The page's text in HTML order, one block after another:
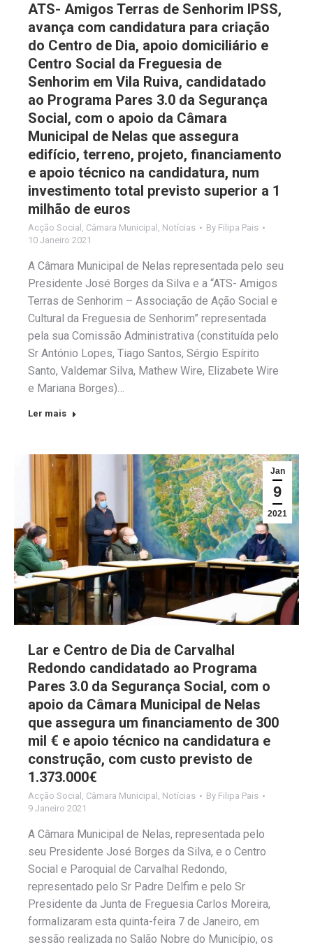
ATS- Amigos Terras de Senhorim IPSS,
avança com candidatura para criação
do Centro de Dia, apoio domiciliário e
Centro Social da Freguesia de
Senhorim em Vila Ruiva, candidatado
ao Programa Pares 3.0 da Segurança
Social, com o apoio da Câmara
Municipal de Nelas que assegura
edifício, terreno, projeto, financiamento
e apoio técnico na candidatura, num
investimento total previsto superior a 1
milhão de euros
Acção Social , Câmara Municipal , Notícias By Filipa Pais
10 Janeiro 2021
A Câmara Municipal de Nelas representada pelo seu
Presidente José Borges da Silva e a “ATS- Amigos
Terras de Senhorim – Associação de Ação Social e
Cultural da Freguesia de Senhorim” representada
pela sua Comissão Administrativa (constituída pelo
Sr António Lopes, Tiago Santos, Sérgio Espírito
Santo, Valdemar Silva, Mathew Wire, Elizabete Wire
e Mariana Borges)…
Ler mais
Jan
9
2021
Lar e Centro de Dia de Carvalhal
Redondo candidatado ao Programa
Pares 3.0 da Segurança Social, com o
apoio da Câmara Municipal de Nelas
que assegura um financiamento de 300
mil € e apoio técnico na candidatura e
construção, com custo previsto de
1.373.000€
Acção Social , Câmara Municipal , Notícias By Filipa Pais
9 Janeiro 2021
A Câmara Municipal de Nelas, representada pelo
seu Presidente José Borges da Silva, e o Centro
Social e Paroquial de Carvalhal Redondo,
representado pelo Sr Padre Delfim e pelo Sr
Presidente da Junta de Freguesia Carlos Moreira,
formalizaram esta quinta-feira 7 de Janeiro, em
sessão realizada no Salão Nobre do Município, os